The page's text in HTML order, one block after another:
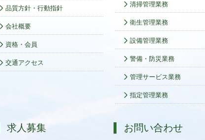
品質方針・行動指針
会社概要
資格・会員
交通アクセス
清掃管理業務
衛生管理業務
設備管理業務
警備・防災業務
管理サービス業務
指定管理業務
求人募集 お問い合わせ